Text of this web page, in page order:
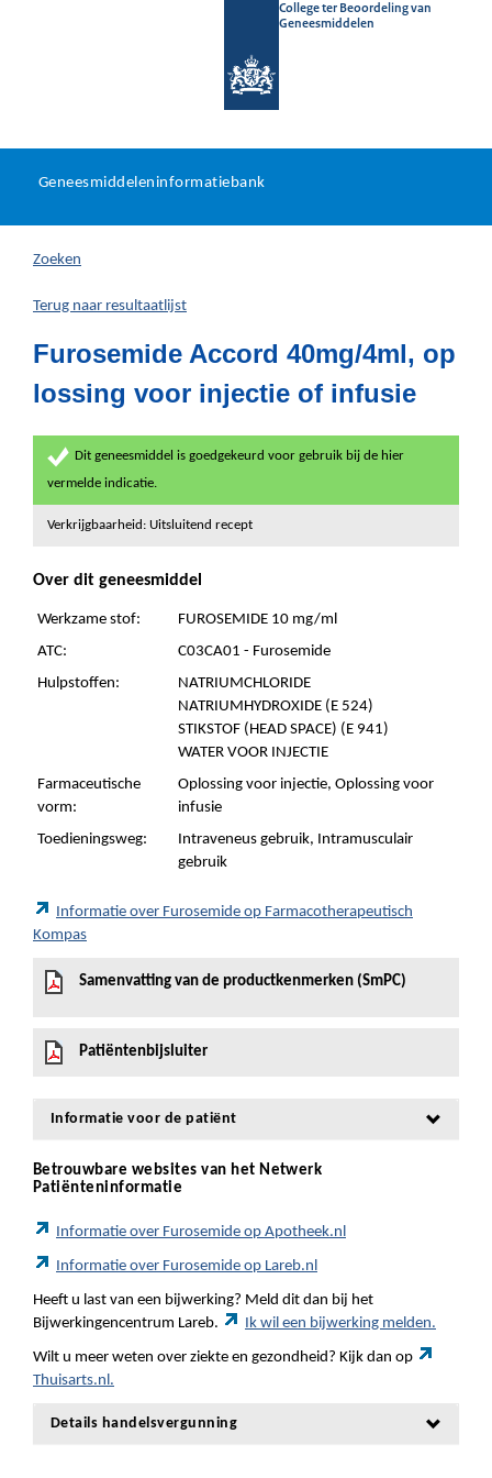
College ter Beoordeling van
Geneesmiddelen
U
hier:
Geneesmiddeleninformatiebank
Zoeken
Terug naar resultaatlijst
Furosemide Accord 40mg/4ml, op
lossing voor injectie of infusie
Dit geneesmiddel is goedgekeurd voor gebruik bij de hier
vermelde indicatie.
Verkrijgbaarheid: Uitsluitend recept
Over dit geneesmiddel
Werkzame stof:
FUROSEMIDE 10 mg/ml
ATC:
C03CA01 - Furosemide
Hulpstoffen:
NATRIUMCHLORIDE
NATRIUMHYDROXIDE (E 524)
STIKSTOF (HEAD SPACE) (E 941)
WATER VOOR INJECTIE
Farmaceutische
vorm:
Oplossing voor injectie, Oplossing voor
infusie
Toedieningsweg:
Intraveneus gebruik, Intramusculair
gebruik
Informatie over Furosemide op Farmacotherapeutisch
Kompas
Samenvatting van de productkenmerken (SmPC)
Patiëntenbijsluiter
Informatie voor de patiënt
Betrouwbare websites van het Netwerk
Patiënteninformatie
Informatie over Furosemide op Apotheek.nl
Informatie over Furosemide op Lareb.nl
Heeft u last van een bijwerking? Meld dit dan bij het
Bijwerkingencentrum Lareb.
Ik wil een bijwerking melden.
Wilt u meer weten over ziekte en gezondheid? Kijk dan op
Thuisarts.nl.
Details handelsvergunning